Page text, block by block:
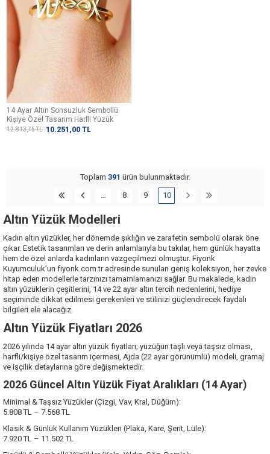
14 Ayar Altın Sonsuzluk Sembollü
Kişiye Özel Tasarım Harfli Yüzük
12.813,75TL 10.251,00 TL
Toplam 391 ürün bulunmaktadır.
… 8 9 10
Altın Yüzük Modelleri
Kadın altın yüzükler, her dönemde şıklığın ve zarafetin sembolü olarak öne
çıkar. Estetik tasarımları ve derin anlamlarıyla bu takılar, hem günlük hayatta
hem de özel anlarda kadınların vazgeçilmezi olmuştur. Fiyonk
Kuyumculuk’un fiyonk.com.tr adresinde sunulan geniş koleksiyon, her zevke
hitap eden modellerle tarzınızı tamamlamanızı sağlar. Bu makalede, kadın
altın yüzüklerin çeşitlerini, 14 ve 22 ayar altın tercih nedenlerini, hediye
seçiminde dikkat edilmesi gerekenleri ve stilinizi güçlendirecek faydalı
bilgileri ele alacağız.
Altın Yüzük Fiyatları 2026
2026 yılında 14 ayar altın yüzük fiyatları; yüzüğün taşlı veya taşsız olması,
harfli/kişiye özel tasarım içermesi, Ajda (22 ayar görünümlü) modeli, gramaj
ve işçilik detaylarına göre değişmektedir.
2026 Güncel Altın Yüzük Fiyat Aralıkları (14 Ayar)
Minimal & Taşsız Yüzükler (Çizgi, Vav, Kral, Düğüm):
5.808 TL – 7.568 TL
Klasik & Günlük Kullanım Yüzükleri (Plaka, Kare, Şerit, Lüle):
7.920 TL – 11.502 TL